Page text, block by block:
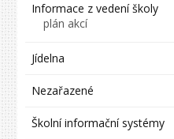
Informace z vedení školy
plán akcí
Jídelna
Nezařazené
Školní informační systémy